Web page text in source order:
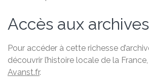
Accès aux archives
Pour accéder à cette richesse
découvrir l’histoire locale de la
Avanst.fr.